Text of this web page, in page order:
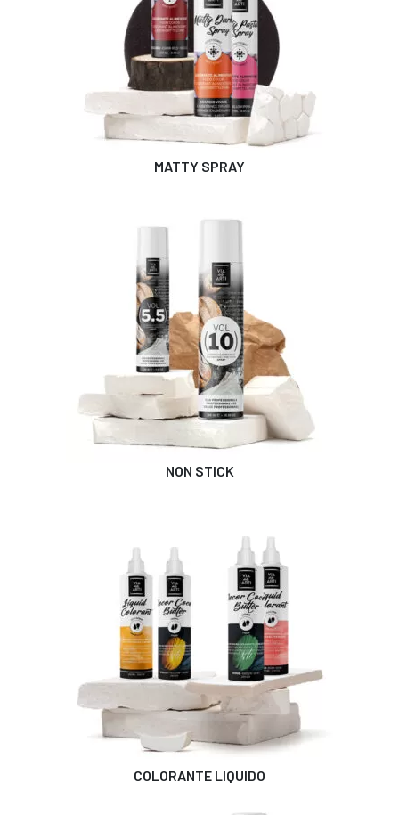
MATTY SPRAY
NON STICK
COLORANTE LIQUIDO